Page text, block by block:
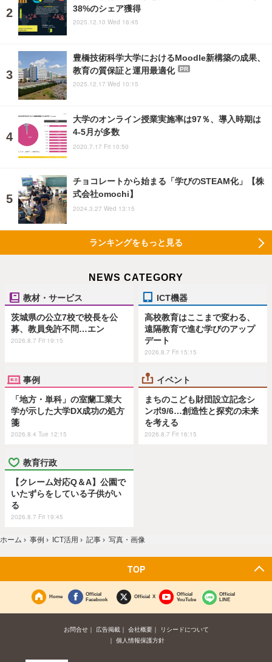
38%のシェア獲得
2025.12.10 Wed 16:45
豊橋技術科学大学におけるMoodle新構築の成果、
教育の質保証と運用最適化
PR
2025.12.17 Wed 10:15
大学のオンライン授業実施率は97％、導入時期は
4-5月が多数
2020.7.17 Fri 10:50
チョコレートから始まる「学びのSTEAM化」【株
式会社omochi】
2024.3.27 Wed 13:15
ランキングをもっと見る
NEWS CATEGORY
教材・サービス
茨城県の公立7校で校長を公
募、教員免許不問…エン
2026.8.7 Fri 19:15
ICT機器
高校教育はここまで変わる、
遠隔教育で進む学びのアップ
デート
2026.8.7 Fri 15:15
事例
「地方・単科」の室蘭工業大
学が示した大学DX成功の処方
箋
2026.8.4 Tue 12:15
イベント
まちのこども財団設立記念シ
ンポ9/6…創造性と探究の未来
を考える
2026.8.7 Fri 16:15
教育行政
【クレーム対応Q＆A】公園で
いたずらをしている子供がい
る
2026.8.7 Fri 19:45
ホーム › 事例 › ICT活用 › 記事 › 写真・画像
TOP
Home
Official
Facebook
Official X
Official
YouTube
Official
LINE
お問合せ 広告掲載 会社概要
リシードについて
個人情報保護方針